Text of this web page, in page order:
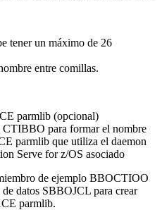
tener un máximo de 26
entre comillas.
parmlib (opcional)
CTIBBO para formar el nombre
parmlib que utiliza el daemon
Serve for z/OS asociado
de ejemplo BBOCTIOO
datos SBBOJCL para crear
parmlib.